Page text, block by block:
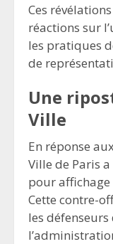
Ces
réactions sur
les pratiques
de
Une
Ville
En réponse
Ville de Paris
pour affichage
Cette contre-
les